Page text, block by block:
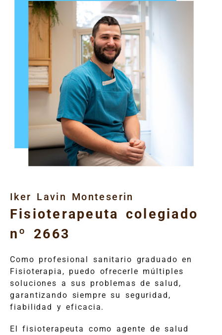
Iker Lavin Monteserin
Fisioterapeuta colegiado
nº 2663
Como profesional sanitario graduado en
Fisioterapia, puedo ofrecerle múltiples
soluciones a sus problemas de salud,
garantizando siempre su seguridad,
fiabilidad y eficacia.
El fisioterapeuta como agente de salud